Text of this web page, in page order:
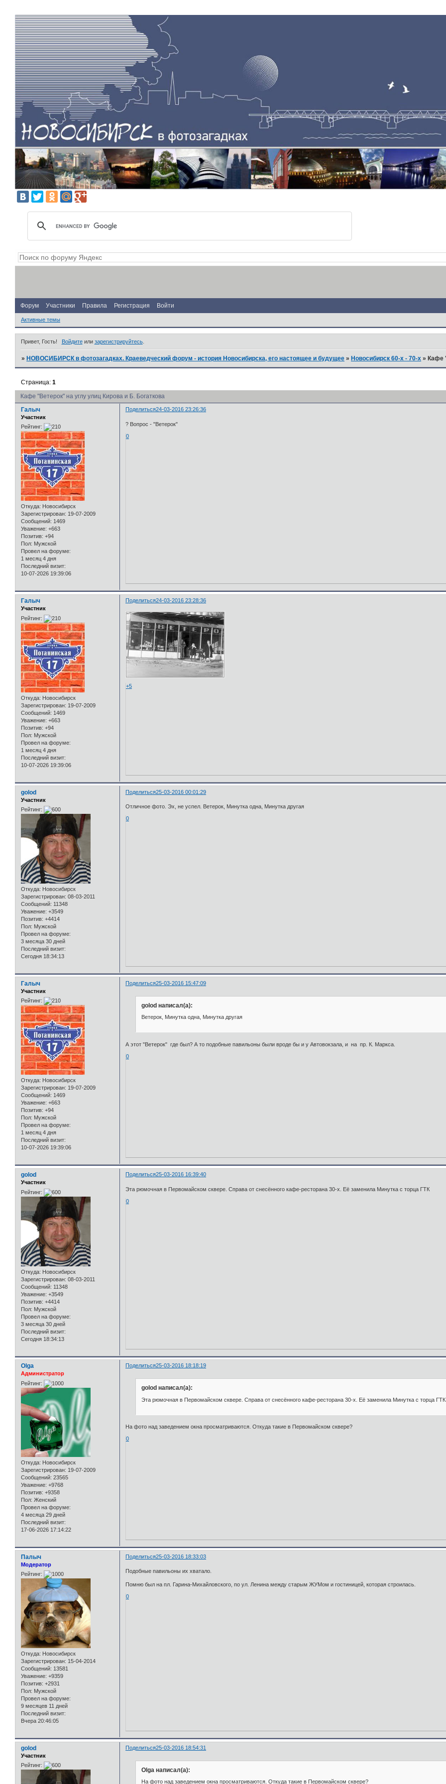
Форум Участники Правила Регистрация Войти
Активные темы
Привет, Гость! Войдитеили зарегистрируйтесь.
»НОВОСИБИРСК в фотозагадках. Краеведческий форум - история Новосибирска, его настоящее и будущее »Новосибирск 60-х - 70-х »Кафе
Кафе "Ветерок" на углу улиц Кирова и Б. Богаткова
Страница:1
Поделиться24-03-2016 23:26:36
Галыч
Участник
Рейтинг:
Откуда: Новосибирск
Зарегистрирован: 19-07-2009
Сообщений: 1469
Уважение: +663
Позитив: +94
Пол: Мужской
Провел на форуме:
1 месяц 4 дня
Последний визит:
10-07-2026 19:39:06
? Вопрос - "Ветерок"
0
Поделиться24-03-2016 23:28:36
Галыч
Участник
Рейтинг:
Откуда: Новосибирск
Зарегистрирован: 19-07-2009
Сообщений: 1469
Уважение: +663
Позитив: +94
Пол: Мужской
Провел на форуме:
1 месяц 4 дня
Последний визит:
10-07-2026 19:39:06
+5
Поделиться25-03-2016 00:01:29
golod
Участник
Рейтинг:
Откуда: Новосибирск
Зарегистрирован: 08-03-2011
Сообщений: 11348
Уважение: +3549
Позитив: +4414
Пол: Мужской
Провел на форуме:
3 месяца 30 дней
Последний визит:
Сегодня 18:34:13
Отличное фото. Эх, не успел. Ветерок, Минутка одна, Минутка другая
0
Поделиться25-03-2016 15:47:09
Галыч
Участник
Рейтинг:
Откуда: Новосибирск
Зарегистрирован: 19-07-2009
Сообщений: 1469
Уважение: +663
Позитив: +94
Пол: Мужской
Провел на форуме:
1 месяц 4 дня
Последний визит:
10-07-2026 19:39:06
golod написал(а):
Ветерок, Минутка одна, Минутка другая
А этот "Ветерок" где был? А то подобные павильоны были вроде бы и у Автовокзала, и на пр. К. Маркса.
0
Поделиться25-03-2016 16:39:40
golod
Участник
Рейтинг:
Откуда: Новосибирск
Зарегистрирован: 08-03-2011
Сообщений: 11348
Уважение: +3549
Позитив: +4414
Пол: Мужской
Провел на форуме:
3 месяца 30 дней
Последний визит:
Сегодня 18:34:13
Эта рюмочная в Первомайском сквере. Справа от снесённого кафе-ресторана 30-х. Её заменила Минутка с торца ГТК
0
Поделиться25-03-2016 18:18:19
Olga
Администратор
Рейтинг:
Откуда: Новосибирск
Зарегистрирован: 19-07-2009
Сообщений: 23565
Уважение: +9768
Позитив: +9358
Пол: Женский
Провел на форуме:
4 месяца 29 дней
Последний визит:
17-06-2026 17:14:22
golod написал(а):
Эта рюмочная в Первомайском сквере. Справа от снесённого кафе-ресторана 30-х. Её заменила Минутка с торца ГТК
На фото над заведением окна просматриваются. Откуда такие в Первомайском сквере?
0
Поделиться25-03-2016 18:33:03
Палыч
Модератор
Рейтинг:
Откуда: Новосибирск
Зарегистрирован: 15-04-2014
Сообщений: 13581
Уважение: +9359
Позитив: +2931
Пол: Мужской
Провел на форуме:
9 месяцев 11 дней
Последний визит:
Вчера 20:46:05
Подобные павильоны их хватало.
Помню был на пл. Гарина-Михайловского, по ул. Ленина между старым ЖУМом и гостиницей, которая строилась.
0
Поделиться25-03-2016 18:54:31
golod
Участник
Рейтинг:
Olga написал(а):
На фото над заведением окна просматриваются. Откуда такие в Первомайском сквере?